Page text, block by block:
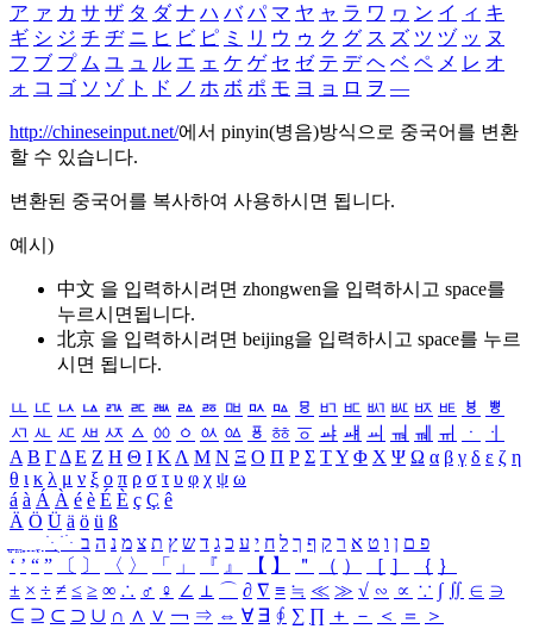
ア ァ カ サ ザ タ ダ ナ ハ バ パ マ ヤ ャ ラ ワ ヮ ン イ ィ キ
ギ シ ジ チ ヂ ニ ヒ ビ ピ ミ リ ウ ゥ ク グ ス ズ ツ ヅ ッ ヌ
フ ブ プ ム ユ ュ ル エ ェ ケ ゲ セ ゼ テ デ ヘ ベ ペ メ レ オ
ォ コ ゴ ソ ゾ ト ド ノ ホ ボ ポ モ ヨ ョ ロ ヲ ―
http://chineseinput.net/에서 pinyin(병음)방식으로 중국어를 변환
할 수 있습니다.
변환된 중국어를 복사하여 사용하시면 됩니다.
예시)
中文 을 입력하시려면 zhongwen을 입력하시고 space를
누르시면됩니다.
北京 을 입력하시려면 beijing을 입력하시고 space를 누르
시면 됩니다.
ㅥ ㅦ ㅧ ㅨ ㅩ ㅪ ㅫ ㅬ ㅭ ㅮ ㅯ ㅰ ㅱ ㅲ ㅳ ㅴ ㅵ ㅶ ㅷ ㅸ
ㅹ
ㅺ ㅻ ㅼ ㅽ ㅾ ㅿ ㆀ ㆁ ㆂ ㆃ ㆄ ㆅ ㆆ ㆇ ㆈ ㆉ ㆊ ㆋ ㆌ ㆍ
ㆎ
Α Β ΓΔ Ε Ζ Η Θ Ι ΚΛ Μ Ν Ξ Ο Π Ρ Σ ΤΥ Φ Χ Ψ Ω α β γ δ ε ζ η
θ ι κ λ μ ν ξ ο π ρ σ τ υ φ χ ψ ω
á à Á À é è É È ç Ç ê
Ä Ö Ü ä ö ü ß
ִֶֹ ֻּ ׁׂ פ ם ן ו ט א ר ק ף ך ל ח י ע כ ג ד ש ץ ת צ מ נ ה ב
‘ ’ “ ” 〔 〕 〈 〉 「 」 『 』 【 】 ＂ （ ） ［ ］ ｛ ｝
± × ÷ ≠ ≤ ≥ ∞ ∴ ♂ ♀ ∠ ⊥ ⌒ ∂ ∇ ≡ ≒ ≪ ≫ √ ∽ ∝ ∵ ∫ ∬ ∈ ∋
⊆ ⊇ ⊂ ⊃ ∪ ∩ ∧ ∨ ￢ ⇒ ⇔ ∀ ∃ ∮ ∑ ∏ ＋ － ＜ ＝
＞